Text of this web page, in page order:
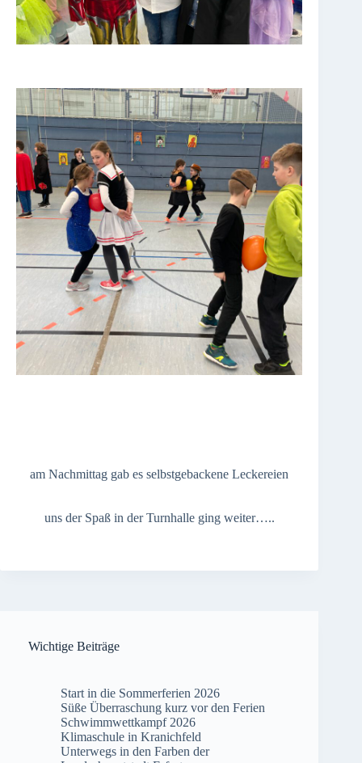
am Nachmittag gab es selbstgebackene Leckereien
uns der Spaß in der Turnhalle ging weiter…..
Wichtige Beiträge
Start in die Sommerferien 2026
Süße Überraschung kurz vor den Ferien
Schwimmwettkampf 2026
Klimaschule in Kranichfeld
Unterwegs in den Farben der